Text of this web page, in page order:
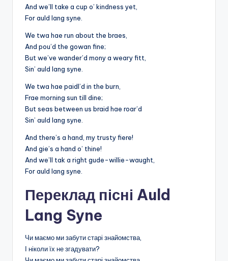
And we’ll take a cup o’ kindness yet,
For auld lang syne.
We twa hae run about the braes,
And pou’d the gowan fine;
But we’ve wander’d mony a weary fitt,
Sin’ auld lang syne.
We twa hae paidl’d in the burn,
Frae morning sun till dine;
But seas between us braid hae roar’d
Sin’ auld lang syne.
And there’s a hand, my trusty fiere!
And gie’s a hand o’ thine!
And we’ll tak a right gude-willie-waught,
For auld lang syne.
Переклад пісні Auld
Lang Syne
Чи маємо ми забути старі знайомства,
І ніколи їх не згадувати?